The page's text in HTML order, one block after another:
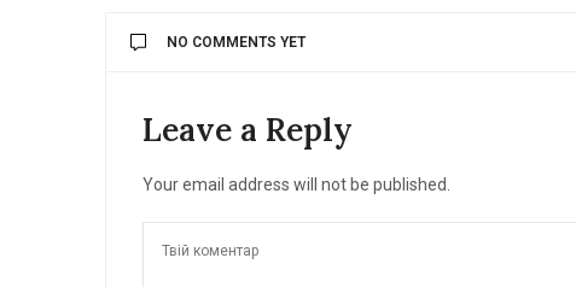
NO COMMENTS YET
Leave a Reply
Your email address will not be published.